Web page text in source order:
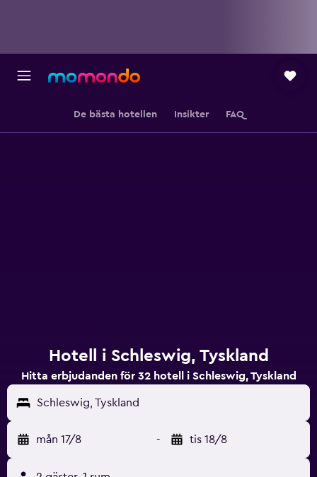
De bästa hotellen Insikter FAQ
Hotell i Schleswig, Tyskland
Hitta erbjudanden för 32 hotell i Schleswig, Tyskland
Schleswig, Tyskland
mån 17/8 - tis 18/8